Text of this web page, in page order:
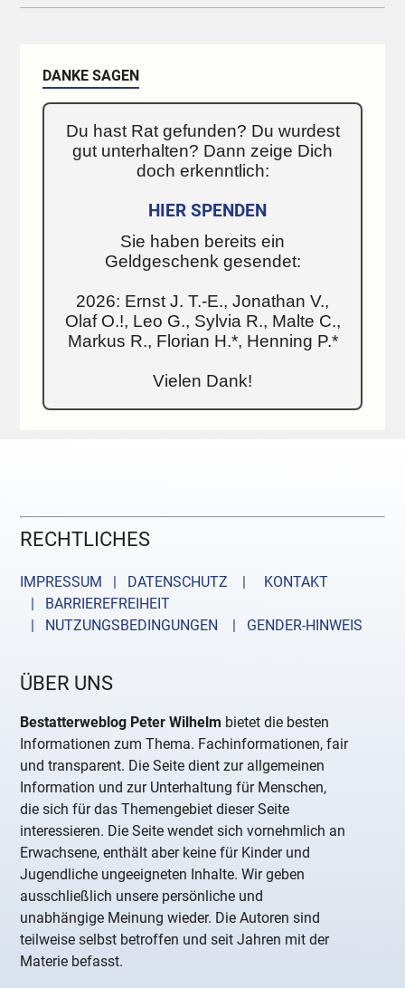
DANKE SAGEN
Du hast Rat gefunden? Du wurdest
gut unterhalten? Dann zeige Dich
doch erkenntlich:
HIER SPENDEN
Sie haben bereits ein
Geldgeschenk gesendet:
2026: Ernst J. T.-E., Jonathan V.,
Olaf O.!, Leo G., Sylvia R., Malte C.,
Markus R., Florian H.*, Henning P.*
Vielen Dank!
RECHTLICHES
IMPRESSUM | DATENSCHUTZ |
KONTAKT
| BARRIEREFREIHEIT
| NUTZUNGSBEDINGUNGEN
| GENDER-HINWEIS
ÜBER UNS
Bestatterweblog Peter Wilhelm bietet die besten
Informationen zum Thema. Fachinformationen, fair
und transparent. Die Seite dient zur allgemeinen
Information und zur Unterhaltung für Menschen,
die sich für das Themengebiet dieser Seite
interessieren. Die Seite wendet sich vornehmlich an
Erwachsene, enthält aber keine für Kinder und
Jugendliche ungeeigneten Inhalte. Wir geben
ausschließlich unsere persönliche und
unabhängige Meinung wieder. Die Autoren sind
teilweise selbst betroffen und seit Jahren mit der
Materie befasst.